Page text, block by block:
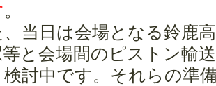
。
、当日は会場となる鈴鹿
と会場間のピストン輸
検討中です。それらの準